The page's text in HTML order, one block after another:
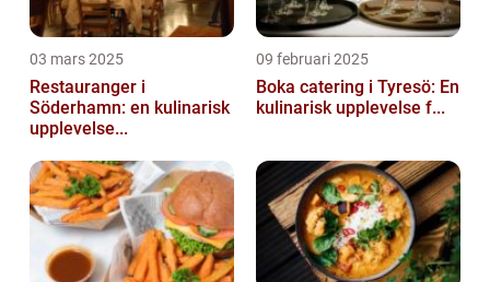
03 mars 2025
Restauranger i
Söderhamn: en kulinarisk
upplevelse...
09 februari 2025
Boka catering i Tyresö: En
kulinarisk upplevelse f...